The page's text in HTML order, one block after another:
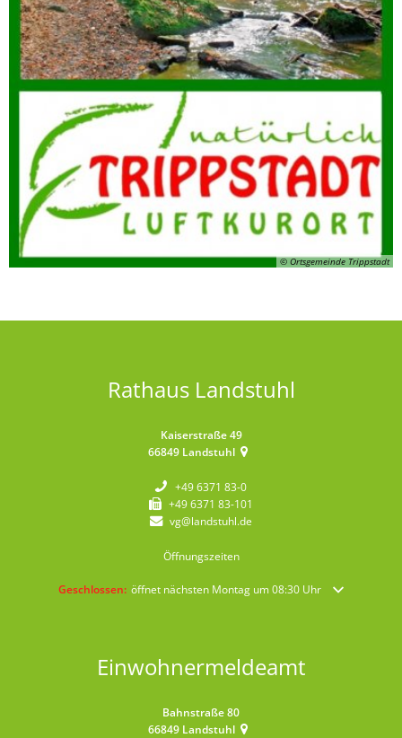
© Ortsgemeinde Trippstadt
Rathaus Landstuhl
Kaiserstraße 49
66849 Landstuhl
+49 6371 83-0
+49 6371 83-101
vg@landstuhl.de
Öffnungszeiten
Klicken, um weitere Öffnungs- oder Schließzeiten auszublenden
Geschlossen: öffnet nächsten Montag um 08:30 Uhr
Einwohnermeldeamt
Bahnstraße 80
66849 Landstuhl